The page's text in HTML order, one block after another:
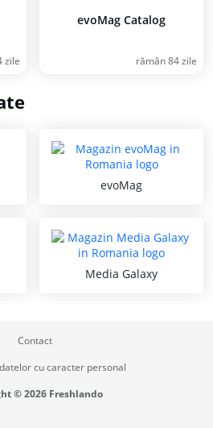
zile
evoMag Catalog
rămân 84 zile
evoMag
Media Galaxy
Contact
cu caracter personal
© 2026 Freshlando